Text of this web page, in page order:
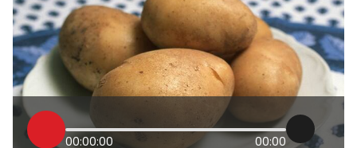
00:00:00 00:00